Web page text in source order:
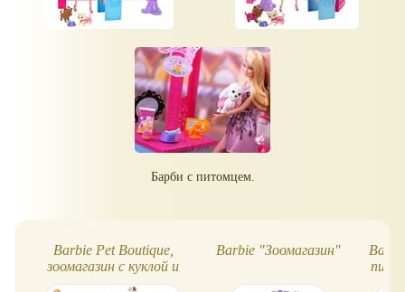
Барби с питомцем.
Barbie Pet Boutique,
зоомагазин с куклой и
фигурками животных
Barbie "Зоомагазин"